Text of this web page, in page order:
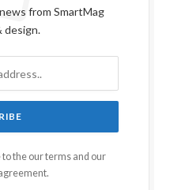
from SmartMag
design.
to the our terms and our